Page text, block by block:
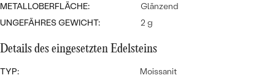
METALLOBERFLÄCHE:
Glänzend
UNGEFÄHRES GEWICHT:
2 g
Details des eingesetzten Edelsteins
TYP:
Moissanit